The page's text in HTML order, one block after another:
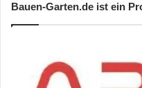
Bauen-Garten.de ist ein